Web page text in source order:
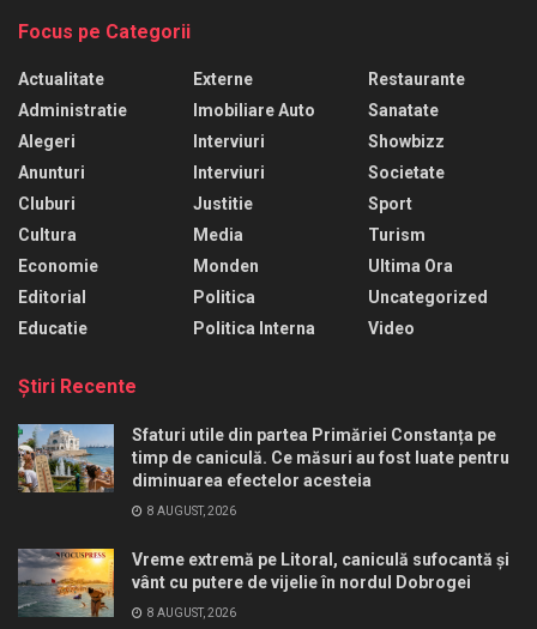
Focus pe Categorii
Actualitate
Administratie
Alegeri
Anunturi
Cluburi
Cultura
Economie
Editorial
Educatie
Externe
Imobiliare Auto
Interviuri
Interviuri
Justitie
Media
Monden
Politica
Politica Interna
Restaurante
Sanatate
Showbizz
Societate
Sport
Turism
Ultima Ora
Uncategorized
Video
Ştiri Recente
Sfaturi utile din partea Primăriei Constanța pe
timp de caniculă. Ce măsuri au fost luate pentru
diminuarea efectelor acesteia
8 AUGUST, 2026
Vreme extremă pe Litoral, caniculă sufocantă și
vânt cu putere de vijelie în nordul Dobrogei
8 AUGUST, 2026